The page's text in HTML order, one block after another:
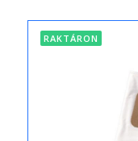
RAKTÁRON